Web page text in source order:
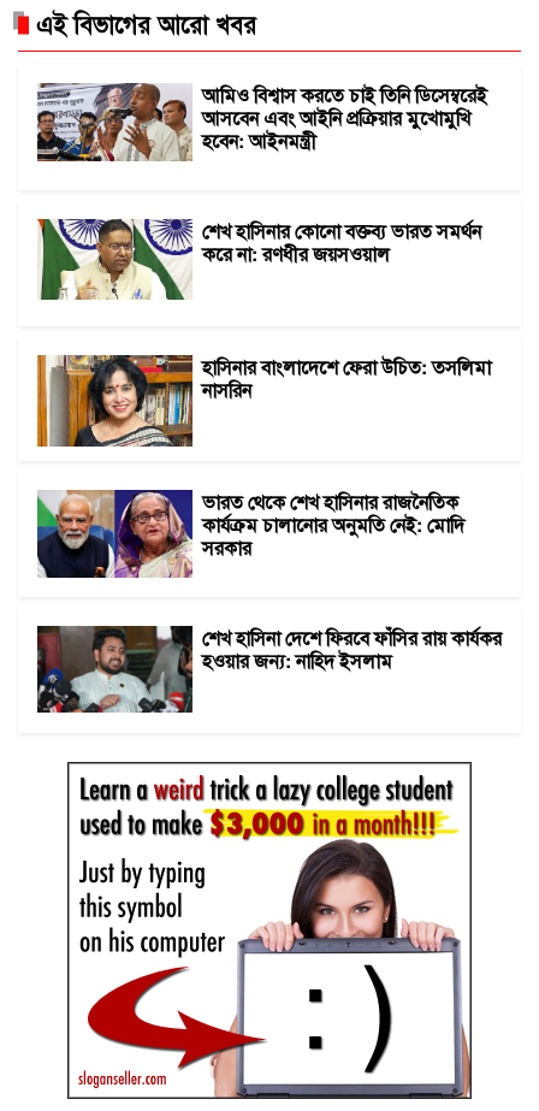
এই বিভাগের আরো খবর
আমিও বিশ্বাস করতে চাই তিনি ডিসেম্বরেই
আসবেন এবং আইনি প্রক্রিয়ার মুখোমুখি
হবেন: আইনমন্ত্রী
শেখ হাসিনার কোনো বক্তব্য ভারত সমর্থন
করে না: রণধীর জয়সওয়াল
হাসিনার বাংলাদেশে ফেরা উচিত: তসলিমা
নাসরিন
ভারত থেকে শেখ হাসিনার রাজনৈতিক
কার্যক্রম চালানোর অনুমতি নেই: মোদি
সরকার
শেখ হাসিনা দেশে ফিরবে ফাঁসির রায় কার্যকর
হওয়ার জন্য: নাহিদ ইসলাম